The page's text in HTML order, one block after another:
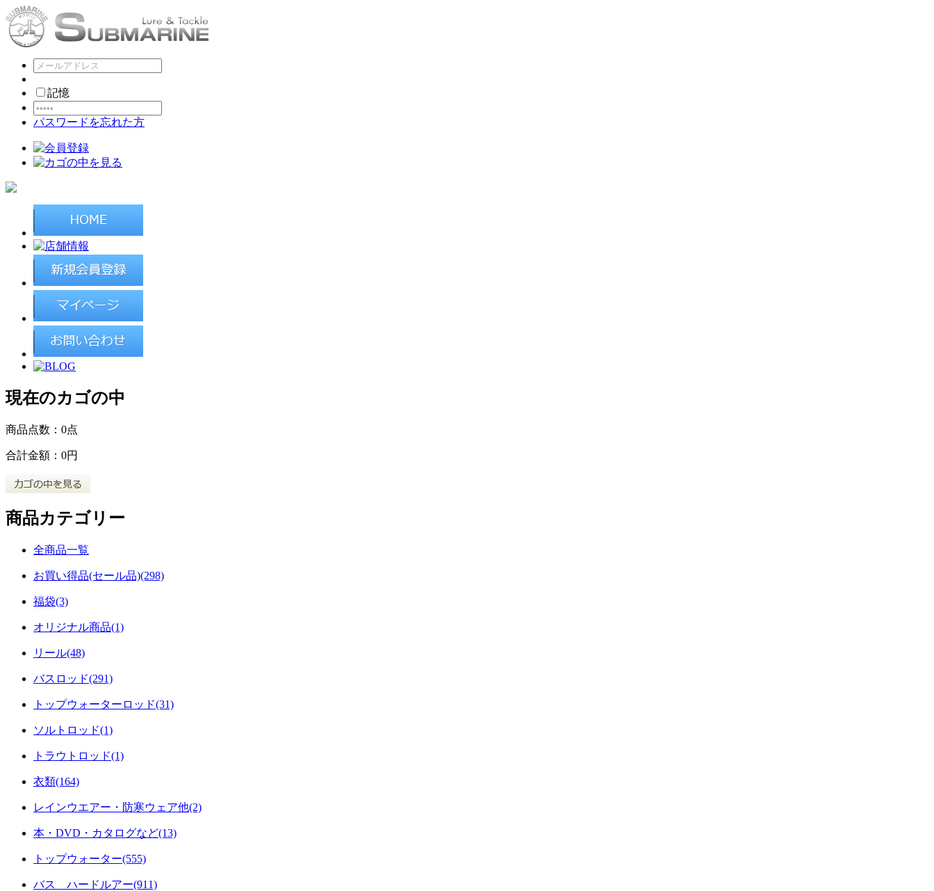
記憶
パスワードを忘れた方
現在のカゴの中
商品点数： 0点
合計金額： 0円
商品カテゴリー
全商品一覧
お買い得品(セール品)(298)
福袋(3)
オリジナル商品(1)
リール(48)
バスロッド(291)
トップウォーターロッド(31)
ソルトロッド(1)
トラウトロッド(1)
衣類(164)
レインウエアー・防寒ウェア他(2)
本・DVD・カタログなど(13)
トップウォーター(555)
バス ハードルアー(911)